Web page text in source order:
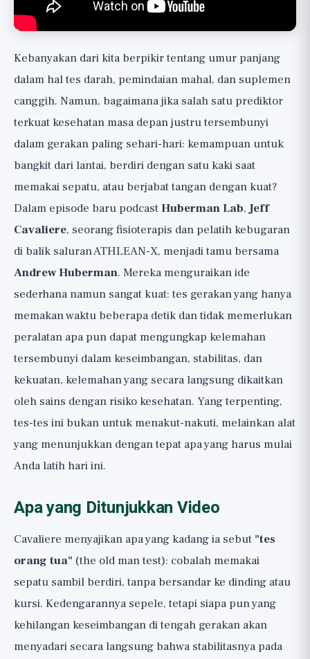
Mengapa Tes Ini Begitu Kuat
Diagnosis
Cara Melatih Kemampuan di Balik Tes
Perspektif yang Lebih Luas
Kebanyakan dari kita berpikir tentang umur panjang
dalam hal tes darah, pemindaian mahal, dan suplemen
canggih. Namun, bagaimana jika salah satu prediktor
terkuat kesehatan masa depan justru tersembunyi
dalam gerakan paling sehari-hari: kemampuan untuk
bangkit dari lantai, berdiri dengan satu kaki saat
memakai sepatu, atau berjabat tangan dengan kuat?
Dalam episode baru podcastHuberman Lab,Jeff
Cavaliere, seorang fisioterapis dan pelatih kebugaran
di balik saluran ATHLEAN-X, menjadi tamu bersama
Andrew Huberman. Mereka menguraikan ide
sederhana namun sangat kuat: tes gerakan yang hanya
memakan waktu beberapa detik dan tidak memerlukan
peralatan apa pun dapat mengungkap kelemahan
tersembunyi dalam keseimbangan, stabilitas, dan
kekuatan, kelemahan yang secara langsung dikaitkan
oleh sains dengan risiko kesehatan. Yang terpenting,
tes-tes ini bukan untuk menakut-nakuti, melainkan alat
yang menunjukkan dengan tepat apa yang harus mulai
Anda latih hari ini.
Apa yang Ditunjukkan Video
Cavaliere menyajikan apa yang kadang ia sebut "tes
orang tua" (the old man test): cobalah memakai
sepatu sambil berdiri, tanpa bersandar ke dinding atau
kursi. Kedengarannya sepele, tetapi siapa pun yang
kehilangan keseimbangan di tengah gerakan akan
menyadari secara langsung bahwa stabilitasnya pada